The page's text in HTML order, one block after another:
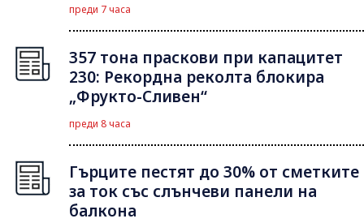
преди 7 часа
357 тона праскови при капацитет
230: Рекордна реколта блокира
„Фрукто-Сливен“
преди 8 часа
Гърците пестят до 30% от сметките
за ток със слънчеви панели на
балкона